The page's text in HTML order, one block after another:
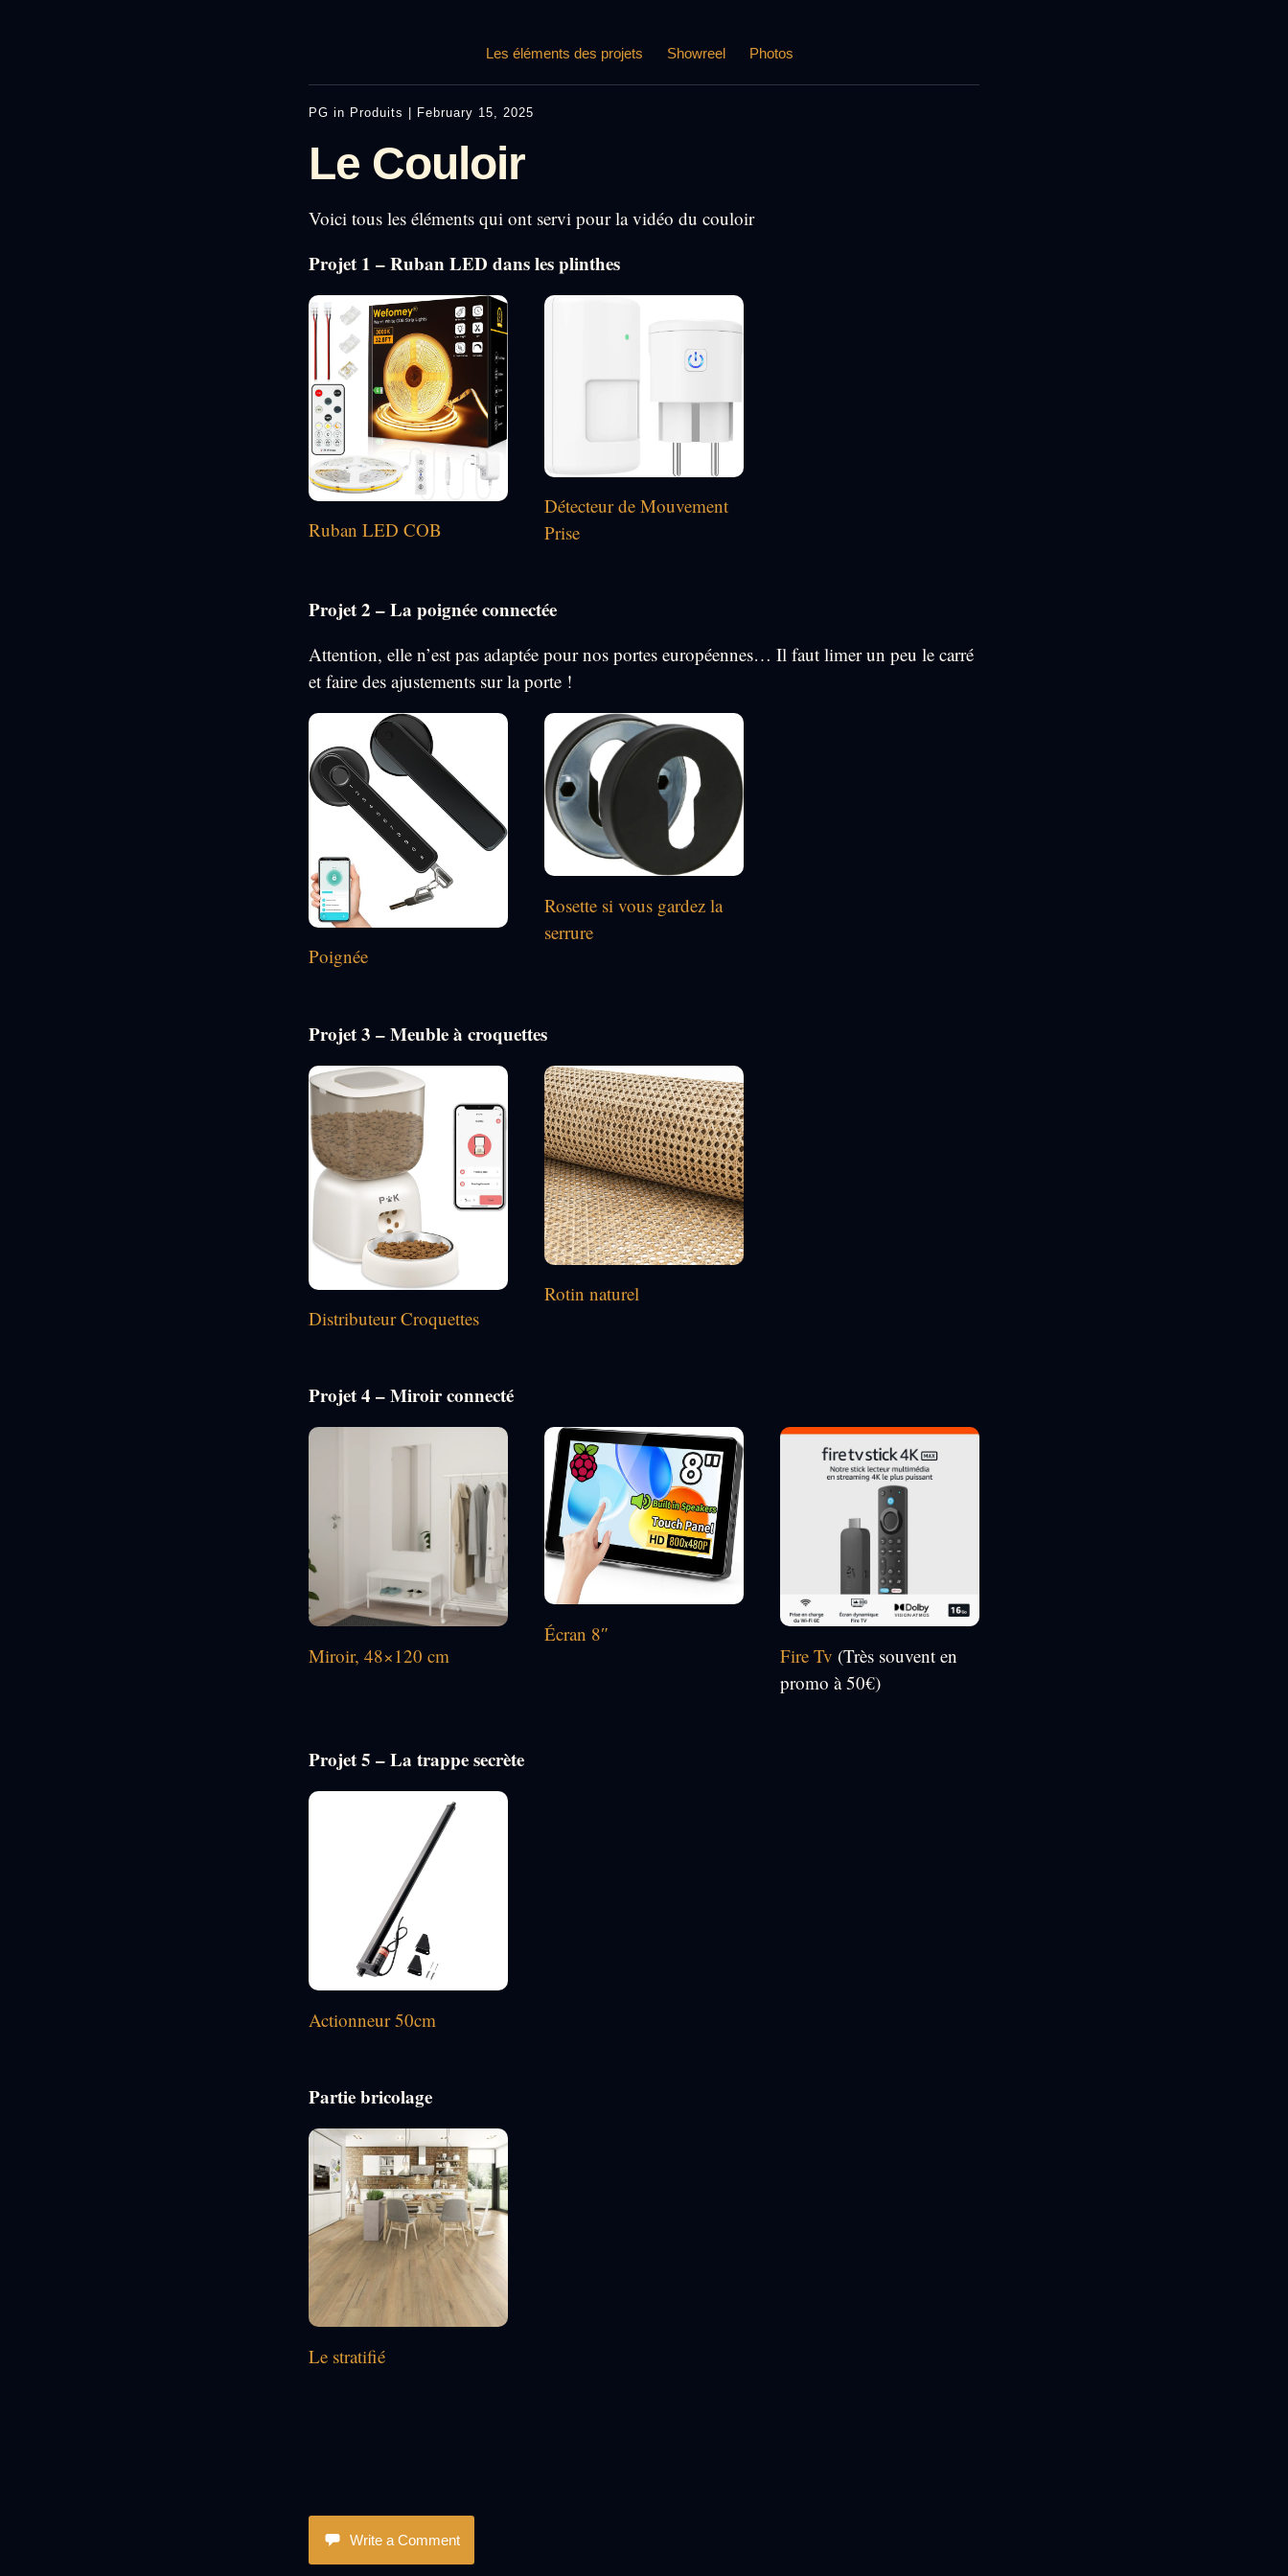
Les éléments des projets Showreel Photos
PG in Produits February 15, 2025
Le Couloir
Voici tous les éléments qui ont servi pour la vidéo du couloir
Projet 1 – Ruban LED dans les plinthes
Ruban LED COB
Détecteur de Mouvement
Prise
Projet 2 – La poignée connectée
Attention, elle n’est pas adaptée pour nos portes européennes… Il faut limer un peu le carré
et faire des ajustements sur la porte !
Poignée
Rosette si vous gardez la
serrure
Projet 3 – Meuble à croquettes
Distributeur Croquettes
Rotin naturel
Projet 4 – Miroir connecté
Miroir, 48×120 cm
Écran 8″
Fire Tv (Très souvent en
promo à 50€)
Projet 5 – La trappe secrète
Actionneur 50cm
Partie bricolage
Le stratifié
Write a Comment